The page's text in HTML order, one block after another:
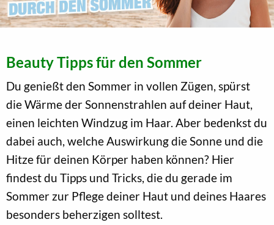
Beauty Tipps für den Sommer
Du genießt den Sommer in vollen Zügen, spürst
die Wärme der Sonnenstrahlen auf deiner Haut,
einen leichten Windzug im Haar. Aber bedenkst du
dabei auch, welche Auswirkung die Sonne und die
Hitze für deinen Körper haben können? Hier
findest du Tipps und Tricks, die du gerade im
Sommer zur Pflege deiner Haut und deines Haares
besonders beherzigen solltest.